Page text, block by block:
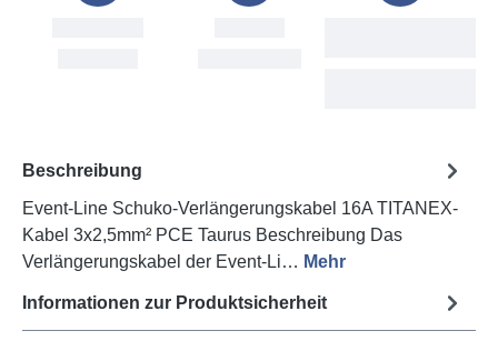
Beschreibung
Event-Line Schuko-Verlängerungskabel 16A TITANEX-
Kabel 3x2,5mm² PCE Taurus Beschreibung Das
Verlängerungskabel der Event-Li… Mehr
Informationen zur Produktsicherheit